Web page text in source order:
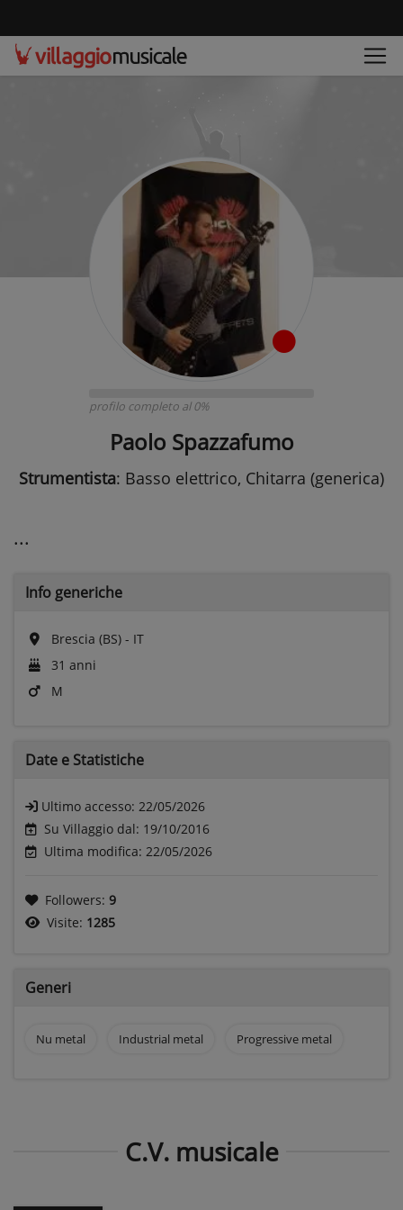
profilo completo al 0%
Paolo Spazzafumo
Strumentista: Basso elettrico, Chitarra (generica)
...
Info generiche
Brescia (BS) - IT
31 anni
M
Date e Statistiche
Ultimo accesso: 22/05/2026
Su Villaggio dal: 19/10/2016
Ultima modifica: 22/05/2026
Followers: 9
Visite: 1285
Generi
Nu metal Industrial metal Progressive metal
C.V. musicale